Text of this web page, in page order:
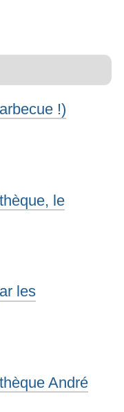
!)
le
les
André